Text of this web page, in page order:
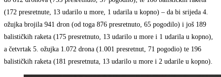
(172 presretnute, 13 udarilo u more, 1 udarila u kopno) – da bi srijeda 4.
ožujka brojila 941 dron (od toga 876 presretnuto, 65 pogodilo) i još 189
balističkih raketa (175 presretnuto, 13 udarilo u more i 1 udarila u kopno),
a četvrtak 5. ožujka 1.072 drona (1.001 presretnut, 71 pogodio) te 196
balističkih raketa (181 presretnuta, 13 udarilo u more i 2 udarile u kopno).